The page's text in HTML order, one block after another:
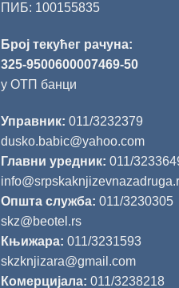
ПИБ: 100155835
Број текућег рачуна:
325-9500600007469-50
у ОТП банци
Управник: 011/3232379
dusko.babic@yahoo.com
Главни уредник: 011/
Општа служба: 011/3230305
skz@beotel.rs
Књижара: 011/3231593
skzknjizara@gmail.com
Комерцијала: 011/3238218